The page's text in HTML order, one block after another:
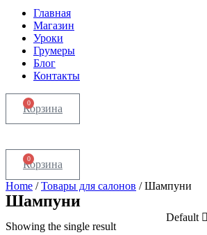
Главная
Магазин
Уроки
Грумеры
Блог
Контакты
0
Корзина
0
Корзина
Home /Товары для салонов / Шампуни
Шампуни
Showing the single result
Default